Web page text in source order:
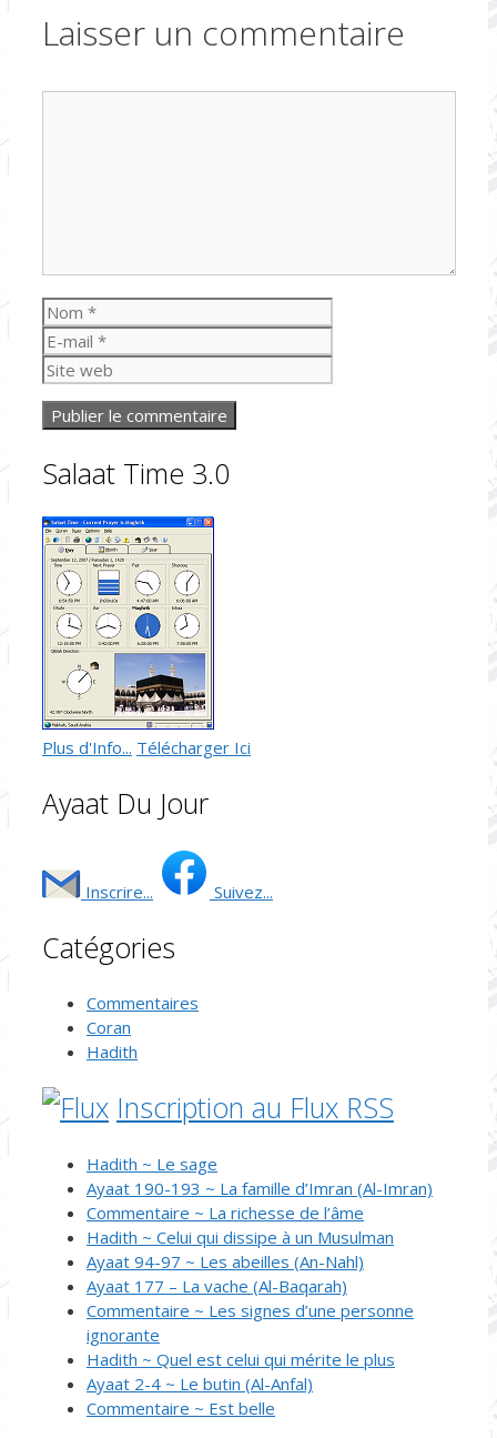
Laisser un commentaire
Nom
mail
web
Salaat Time 3.0
Plus d'Info... Télécharger Ici
Ayaat Du Jour
Inscrire... Suivez...
Catégories
Commentaires
Coran
Hadith
Inscription au Flux RSS
Hadith ~ Le sage
Ayaat 190-193 ~ La famille d’Imran (Al-Imran)
Commentaire ~ La richesse de l’âme
Hadith ~ Celui qui dissipe à un Musulman
Ayaat 94-97 ~ Les abeilles (An-Nahl)
Ayaat 177 – La vache (Al-Baqarah)
Commentaire ~ Les signes d’une personne
ignorante
Hadith ~ Quel est celui qui mérite le plus
Ayaat 2-4 ~ Le butin (Al-Anfal)
Commentaire ~ Est belle